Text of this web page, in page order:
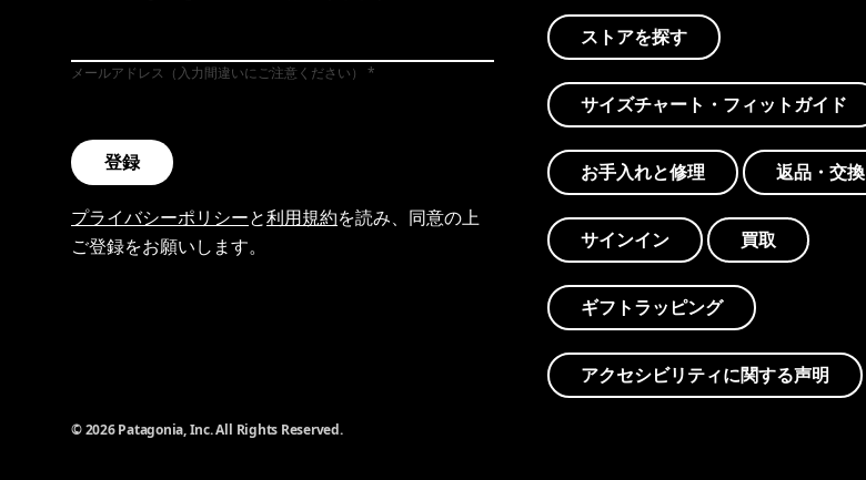
メールアドレス（入力間違いにご注意ください）
登録
プライバシーポリシーと利用規約を読み、同意の上
ご登録をお願いします。
ストアを探す
サイズチャート・フィットガイド
お手入れと修理 返品・交換
サインイン 買取
ギフトラッピング
アクセシビリティに関する声明
© 2026 Patagonia, Inc. All Rights Reserved.